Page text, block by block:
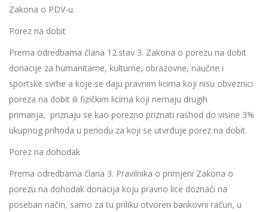
Zakona o PDV-u.
Porez na dobit
Prema odredbama člana 12.stav 3. Zakona o porezu na dobit
donacije za humanitarne, kulturne, obrazovne, naučne i
sportske svrhe a koje se daju pravnim licima koji nisu obveznici
poreza na dobit ili fizičkim licima koji nemaju drugih
primanja, priznaju se kao porezno priznati rashod do visine 3%
ukupnog prihoda u periodu za koji se utvrđuje porez na dobit.
Porez na dohodak
Prema odredbama člana 3. Pravilnika o primjeni Zakona o
porezu na dohodak donacija koju pravno lice doznači na
poseban način, samo za tu priliku otvoren bankovni račun, u